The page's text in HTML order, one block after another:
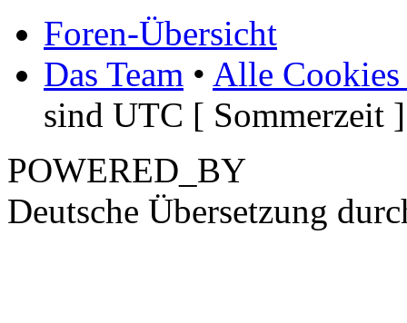
Foren-Übersicht
Das Team • Alle Cookies
sind UTC [ Sommerzeit ]
POWERED_BY
Deutsche Übersetzung